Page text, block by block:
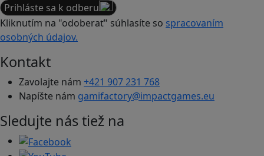
Prihláste sa k odberu
Kliknutím na "odoberať" súhlasíte so spracovaním
osobných údajov.
Kontakt
Zavolajte nám +421 907 231 768
Napíšte nám gamifactory@impactgames.eu
Sledujte nás tiež na